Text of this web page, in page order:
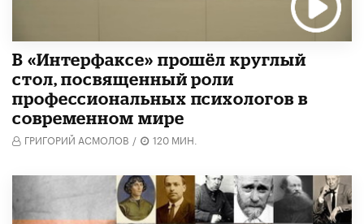
В «Интерфаксе» прошёл круглый
стол, посвященный роли
профессиональных психологов в
современном мире
ГРИГОРИЙ АСМОЛОВ / 120 МИН.